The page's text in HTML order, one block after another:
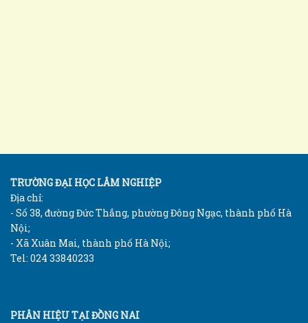
TRƯỜNG ĐẠI HỌC LÂM NGHIỆP
Địa chỉ:
- Số 38, đường Đức Thắng, phường Đông Ngạc, thành phố Hà
Nội;
- Xã Xuân Mai, thành phố Hà Nội;
Tel: 024 33840233
PHÂN HIỆU TẠI ĐỒNG NAI